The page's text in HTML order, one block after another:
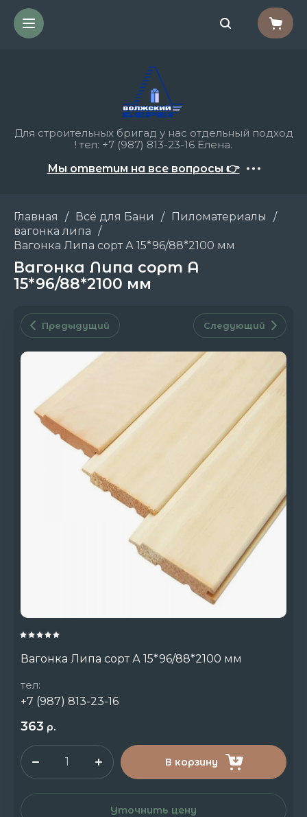
Для строительных бригад у нас отдельный подход
! тел: +7 (987) 813-23-16 Елена.
Мы ответим на все вопросы 👉
Главная / Всё для Бани / Пиломатериалы
/
вагонка липа /
Вагонка Липа сорт А 15*96/88*2100 мм
Вагонка Липа сорт А
15*96/88*2100 мм
Предыдущий Следующий
Вагонка Липа сорт А 15*96/88*2100 мм
тел:
+7 (987) 813-23-16
363 р.
В корзину
Уточнить цену